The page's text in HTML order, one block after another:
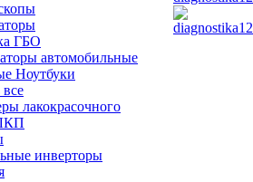
ГБО
автомобильные
Ноутбуки
все
лакокрасочного
инверторы